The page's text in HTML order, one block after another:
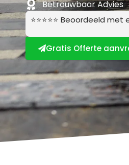
Betrouwbaar Advies
⭐⭐⭐⭐⭐ Beoordeeld
Gratis Offerte